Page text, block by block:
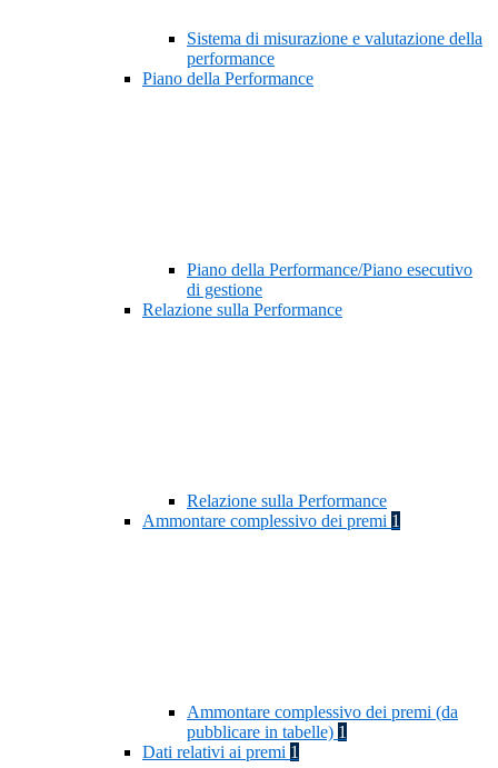
Sistema di misurazione e valutazione della
performance
Piano della Performance
Piano della Performance/Piano esecutivo
di gestione
Relazione sulla Performance
Relazione sulla Performance
Ammontare complessivo dei premi 1
Ammontare complessivo dei premi (da
pubblicare in tabelle) 1
Dati relativi ai premi 1